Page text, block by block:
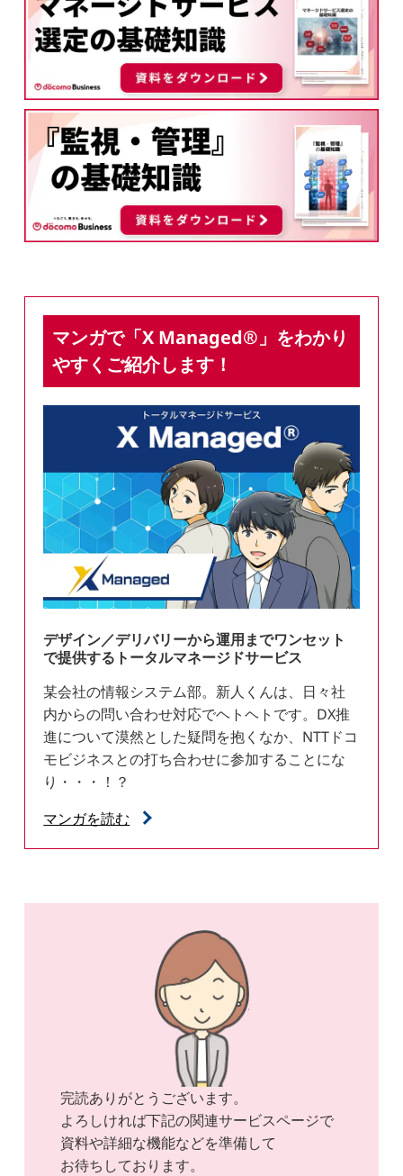
マンガで「X Managed®」をわかり
やすくご紹介します！
デザイン／デリバリーから運用までワンセット
で提供するトータルマネージドサービス
某会社の情報システム部。新人くんは、日々社
内からの問い合わせ対応でヘトヘトです。DX推
進について漠然とした疑問を抱くなか、NTTドコ
モビジネスとの打ち合わせに参加することにな
り・・・！？
マンガを読む
完読ありがとうございます。
よろしければ下記の関連サービスページで
資料や詳細な機能などを準備して
お待ちしております。